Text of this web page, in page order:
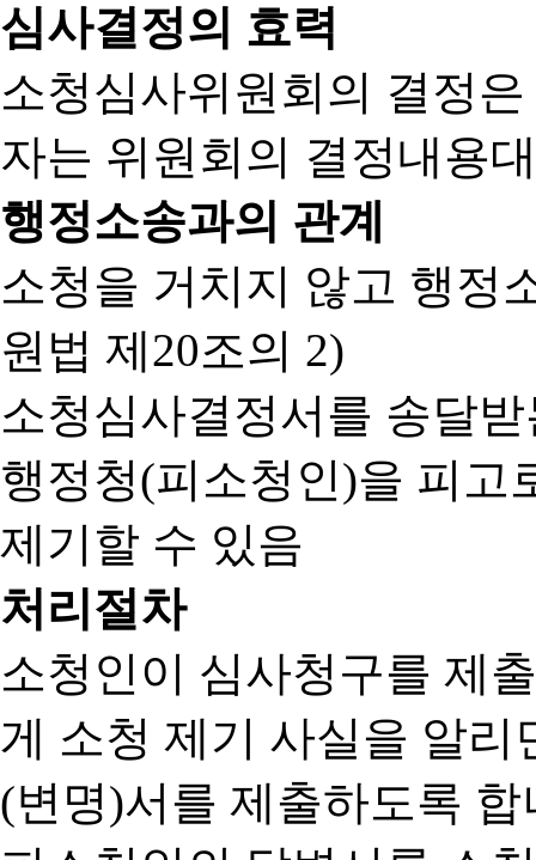
심사결정의 효력
소청심사위원회의 결정
자는 위원회의 결정내용
행정소송과의 관계
소청을 거치지 않고 행정
원법 제20조의 2)
소청심사결정서를 송달
행정청(피소청인)을 피고
제기할 수 있음
처리절차
소청인이 심사청구를 제
게 소청 제기 사실을 알
(변명)서를 제출하도록 합